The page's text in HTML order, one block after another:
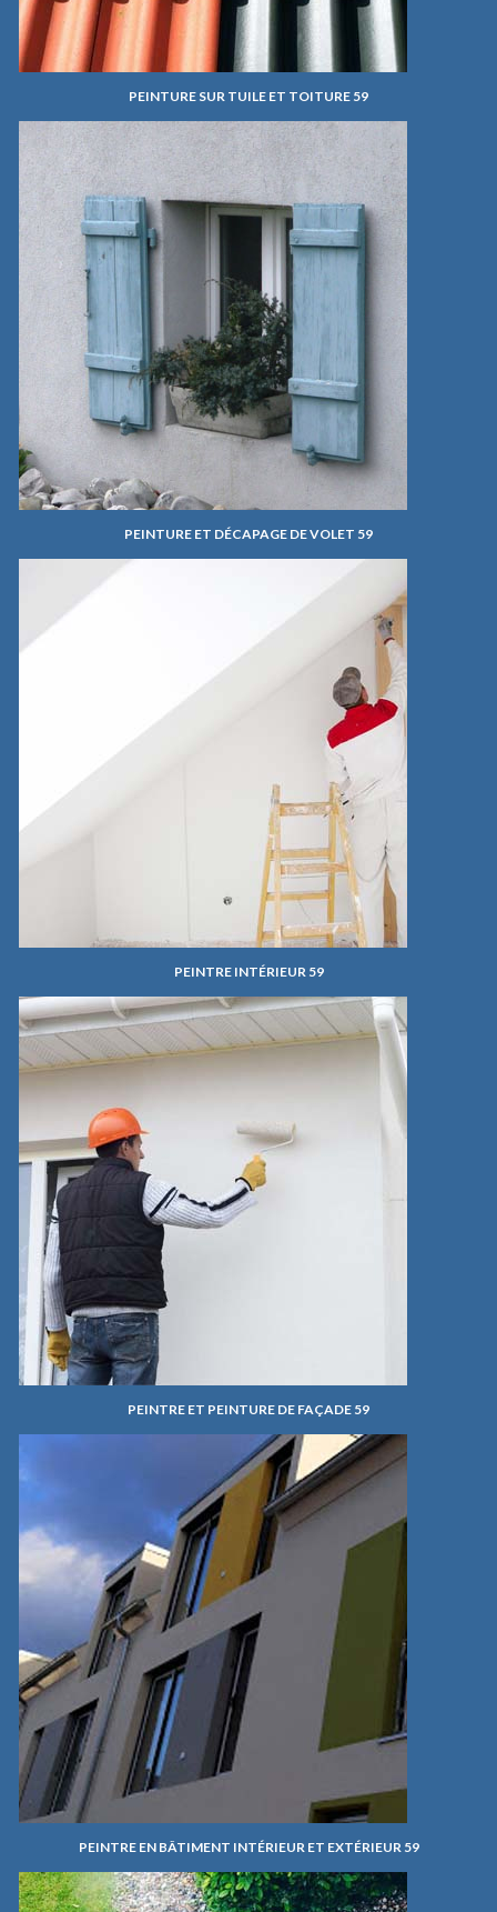
PEINTURE SUR TUILE ET TOITURE 59
PEINTURE ET DÉCAPAGE DE VOLET 59
PEINTRE INTÉRIEUR 59
PEINTRE ET PEINTURE DE FAÇADE 59
PEINTRE EN BÂTIMENT INTÉRIEUR ET EXTÉRIEUR 59